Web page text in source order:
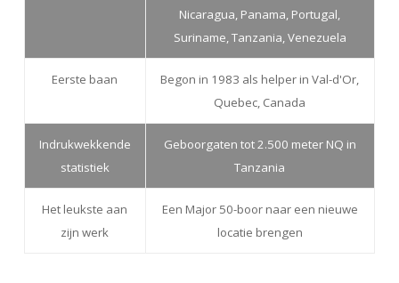
Nicaragua, Panama, Portugal,
Suriname, Tanzania, Venezuela
Eerste baan
Begon in 1983 als helper in Val-d'Or,
Quebec, Canada
Indrukwekkende
statistiek
Geboorgaten tot 2.500 meter NQ in
Tanzania
Het leukste aan
zijn werk
Een Major 50-boor naar een nieuwe
locatie brengen